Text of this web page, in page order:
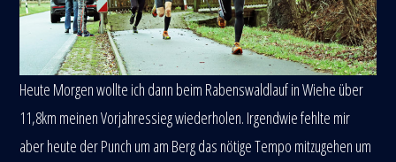
Heute Morgen wollte ich dann beim Rabenswaldlauf in Wiehe über
11,8km meinen Vorjahressieg wiederholen. Irgendwie fehlte mir
aber heute der Punch um am Berg das nötige Tempo mitzugehen um